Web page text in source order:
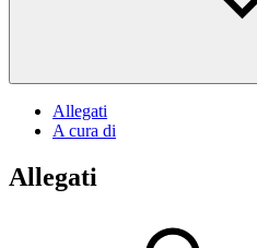
Allegati
A cura di
Allegati